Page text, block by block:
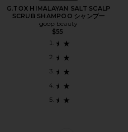
G.TOX HIMALAYAN SALT SCALP
SCRUB SHAMPOO シャンプー
goop beauty
$55